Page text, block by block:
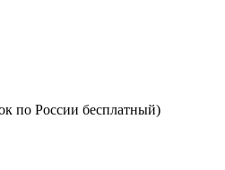
по России бесплатный)